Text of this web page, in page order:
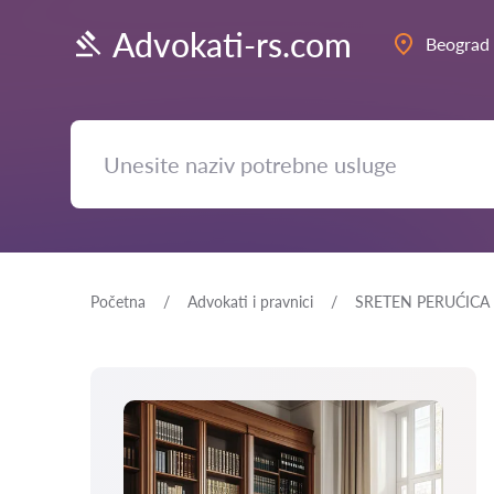
Advokati-rs.com Beograd
Početna Advokati i pravnici SRETEN PERUĆICA